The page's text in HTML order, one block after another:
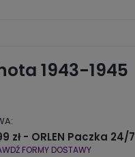
1943-1945
zł - ORLEN Paczka 24/7
FORMY DOSTAWY